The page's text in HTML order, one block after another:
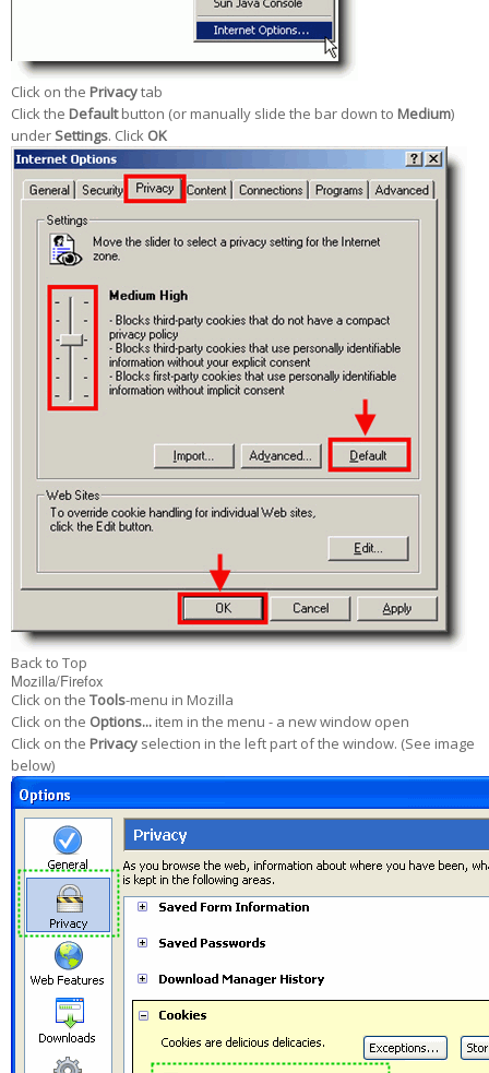
Click on the Privacytab
Click the Defaultbutton (or manually slide the bar down to Medium)
under Settings. Click OK
Back to Top
Mozilla/Firefox
Click on the Tools-menu in Mozilla
Click on the Options... item in the menu - a new window open
Click on the Privacy selection in the left part of the window. (See image
below)